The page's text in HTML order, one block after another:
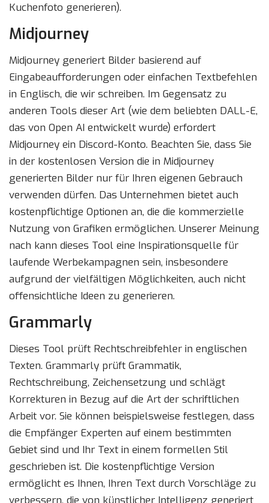
Kuchenfoto generieren).
Midjourney
Midjourney generiert Bilder basierend auf
Eingabeaufforderungen oder einfachen Textbefehlen
in Englisch, die wir schreiben. Im Gegensatz zu
anderen Tools dieser Art (wie dem beliebten DALL-E,
das von Open AI entwickelt wurde) erfordert
Midjourney ein Discord-Konto. Beachten Sie, dass Sie
in der kostenlosen Version die in Midjourney
generierten Bilder nur für Ihren eigenen Gebrauch
verwenden dürfen. Das Unternehmen bietet auch
kostenpflichtige Optionen an, die die kommerzielle
Nutzung von Grafiken ermöglichen. Unserer Meinung
nach kann dieses Tool eine Inspirationsquelle für
laufende Werbekampagnen sein, insbesondere
aufgrund der vielfältigen Möglichkeiten, auch nicht
offensichtliche Ideen zu generieren.
Grammarly
Dieses Tool prüft Rechtschreibfehler in englischen
Texten. Grammarly prüft Grammatik,
Rechtschreibung, Zeichensetzung und schlägt
Korrekturen in Bezug auf die Art der schriftlichen
Arbeit vor. Sie können beispielsweise festlegen, dass
die Empfänger Experten auf einem bestimmten
Gebiet sind und Ihr Text in einem formellen Stil
geschrieben ist. Die kostenpflichtige Version
ermöglicht es Ihnen, Ihren Text durch Vorschläge zu